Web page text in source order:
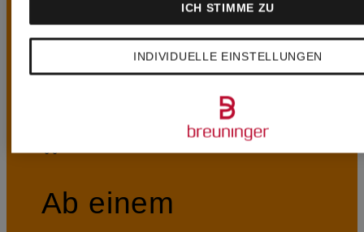
VORTEILE
Kostenloser Versand ab CHF 149
Ab einem
INDIVIDUELLE EINSTELLUNGEN
ICH STIMME ZU